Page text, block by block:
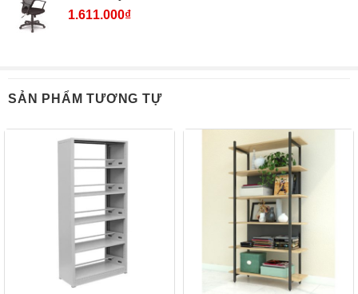
1.611.000₫
SẢN PHẨM TƯƠNG TỰ